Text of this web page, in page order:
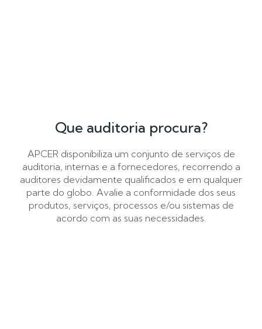
Que auditoria procura?
APCER disponibiliza um conjunto de serviços de
auditoria, internas e a fornecedores, recorrendo a
auditores devidamente qualificados e em qualquer
parte do globo. Avalie a conformidade dos seus
produtos, serviços, processos e/ou sistemas de
acordo com as suas necessidades.